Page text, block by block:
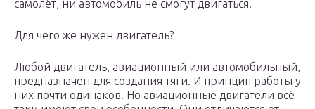
самолёт, ни автомобиль не смогут двигаться.
Для чего же нужен двигатель?
Любой двигатель, авиационный или автомобильный,
предназначен для создания тяги. И принцип работы у
них почти одинаков. Но авиационные двигатели всё-